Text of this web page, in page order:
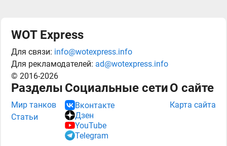
WOT Express
Для связи: info@wotexpress.info
Для рекламодателей: ad@wotexpress.info
© 2016-2026
Разделы
Мир танков
Статьи
Социальные сети
Вконтакте
Дзен
YouTube
Telegram
О сайте
Карта сайта